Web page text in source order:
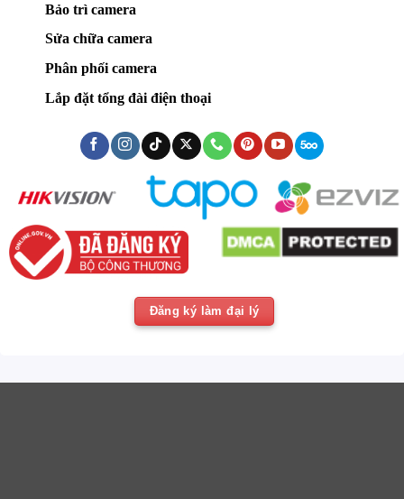
Bảo trì camera
Sửa chữa camera
Phân phối camera
Lắp đặt tổng đài điện thoại
Đăng ký làm đại lý